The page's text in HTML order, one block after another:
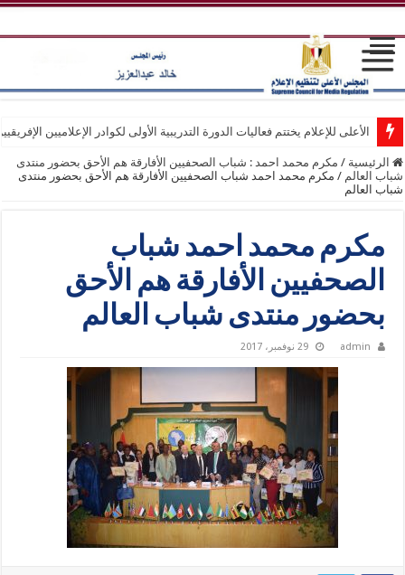
الأعلى للإعلام يختتم فعاليات الدورة التدريبية الأولى لكوادر الإعلاميين
الرئيسية / مكرم محمد احمد : شباب الصحفيين الأفارقة هم الأحق بحضور منتدى
شباب العالم / مكرم محمد احمد شباب الصحفيين الأفارقة هم الأحق بحضور منتدى
شباب العالم
مكرم محمد احمد شباب
الصحفيين الأفارقة هم الأحق
بحضور منتدى شباب العالم
admin 29 نوفمبر، 2017